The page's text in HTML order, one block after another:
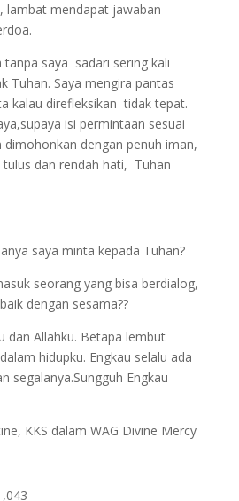
lambat mendapat jawaban
tanpa saya sadari sering kali
Tuhan. Saya mengira pantas
kalau direfleksikan tidak tepat.
isi permintaan sesuai
dimohonkan dengan penuh iman,
tulus dan rendah hati, Tuhan
saya minta kepada Tuhan?
seorang yang bisa berdialog,
dengan sesama??
dan Allahku. Betapa lembut
hidupku. Engkau selalu ada
segalanya.Sungguh Engkau
KKS dalam WAG Divine Mercy